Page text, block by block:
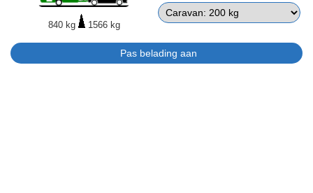
840 kg 1566 kg